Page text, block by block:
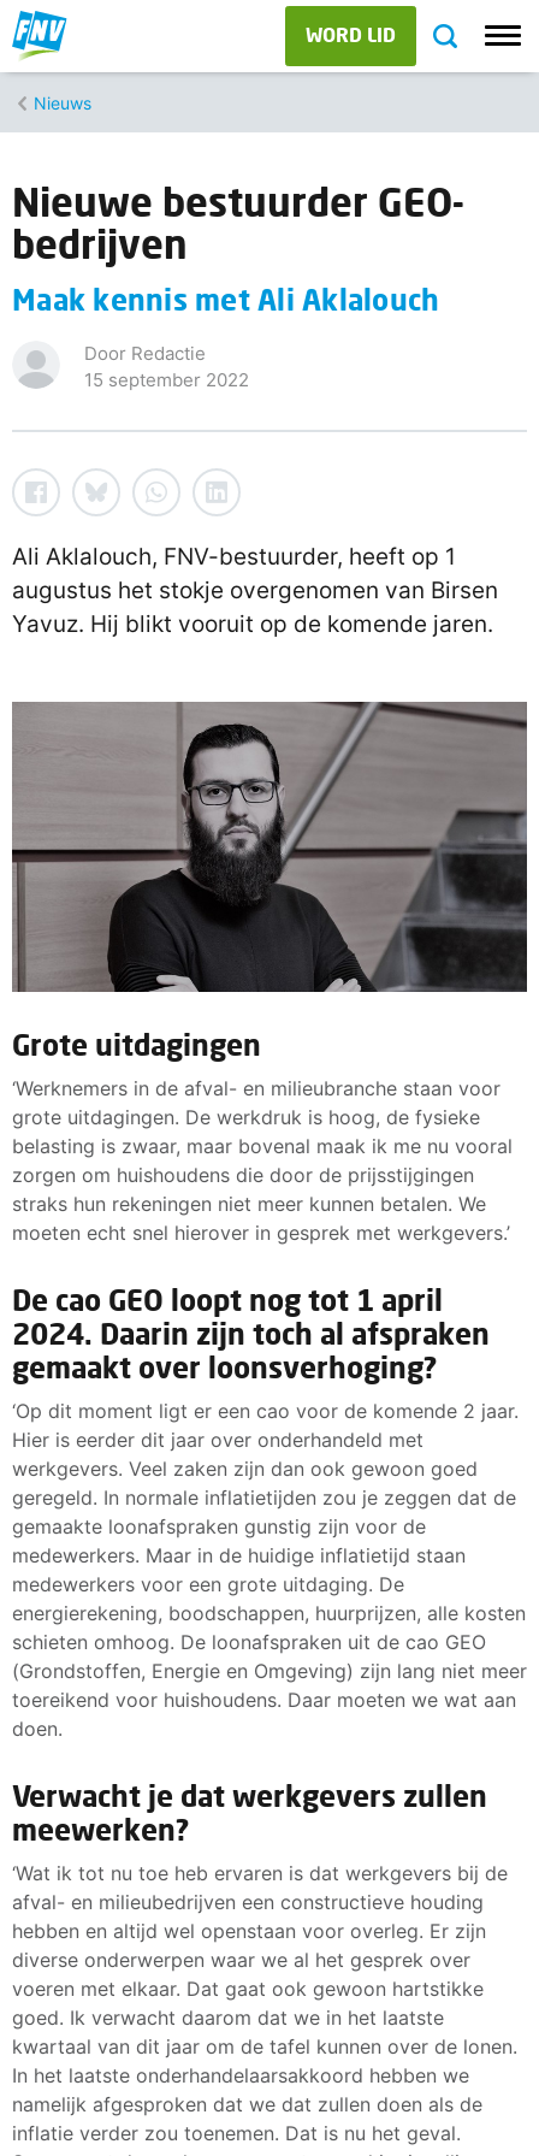
WORD LID
Nieuws
Nieuwe bestuurder GEO-
bedrijven
Maak kennis met Ali Aklalouch
Door Redactie
15 september 2022
Ali Aklalouch, FNV-bestuurder, heeft op 1
augustus het stokje overgenomen van Birsen
Yavuz. Hij blikt vooruit op de komende jaren.
Grote uitdagingen
‘Werknemers in de afval- en milieubranche staan voor
grote uitdagingen. De werkdruk is hoog, de fysieke
belasting is zwaar, maar bovenal maak ik me nu vooral
zorgen om huishoudens die door de prijsstijgingen
straks hun rekeningen niet meer kunnen betalen. We
moeten echt snel hierover in gesprek met werkgevers.’
De cao GEO loopt nog tot 1 april
2024. Daarin zijn toch al afspraken
gemaakt over loonsverhoging?
‘Op dit moment ligt er een cao voor de komende 2 jaar.
Hier is eerder dit jaar over onderhandeld met
werkgevers. Veel zaken zijn dan ook gewoon goed
geregeld. In normale inflatietijden zou je zeggen dat de
gemaakte loonafspraken gunstig zijn voor de
medewerkers. Maar in de huidige inflatietijd staan
medewerkers voor een grote uitdaging. De
energierekening, boodschappen, huurprijzen, alle kosten
schieten omhoog. De loonafspraken uit de cao GEO
(Grondstoffen, Energie en Omgeving) zijn lang niet meer
toereikend voor huishoudens. Daar moeten we wat aan
doen.
Verwacht je dat werkgevers zullen
meewerken?
‘Wat ik tot nu toe heb ervaren is dat werkgevers bij de
afval- en milieubedrijven een constructieve houding
hebben en altijd wel openstaan voor overleg. Er zijn
diverse onderwerpen waar we al het gesprek over
voeren met elkaar. Dat gaat ook gewoon hartstikke
goed. Ik verwacht daarom dat we in het laatste
kwartaal van dit jaar om de tafel kunnen over de lonen.
In het laatste onderhandelaarsakkoord hebben we
namelijk afgesproken dat we dat zullen doen als de
inflatie verder zou toenemen. Dat is nu het geval.